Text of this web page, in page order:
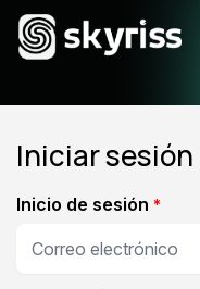
Iniciar sesión
Inicio de sesión *